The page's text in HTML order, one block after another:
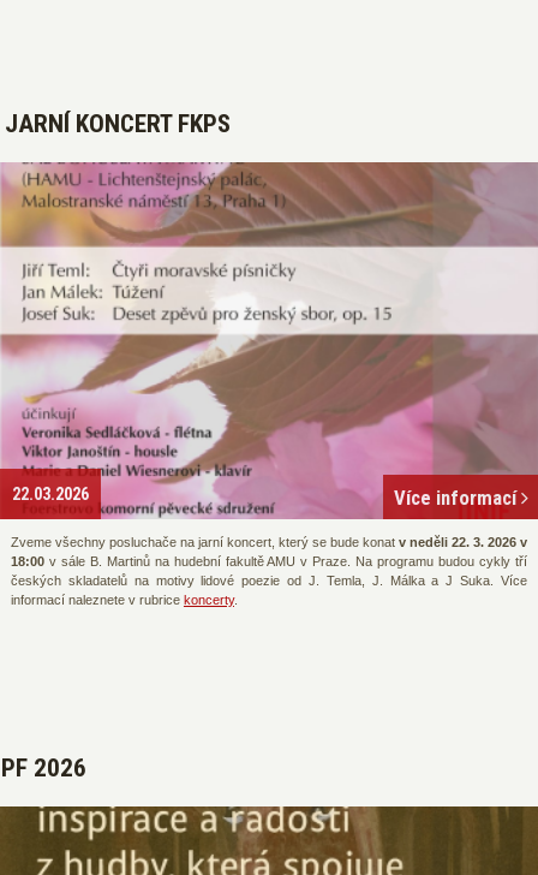
JARNÍ KONCERT FKPS
22.03.2026 Více informací
Zveme všechny posluchače na jarní koncert, který se bude konatv neděli 22. 3. 2026 v
18:00v sále B. Martinů na hudební fakultě AMU v Praze. Na programu budou cykly tří
českých skladatelů na motivy lidové poezie od J. Temla, J. Málka a J Suka. Více
informací naleznete v rubrice koncerty.
PF 2026